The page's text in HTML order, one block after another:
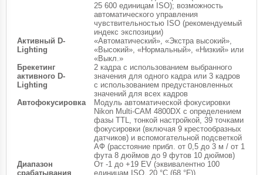
25 600 единицам ISO); возможность
автоматического управления
чувствительностью ISO (рекомендуемый
индекс экспозиции)
Активный D-
Lighting
«Автоматический», «Экстра высокий»,
«Высокий», «Нормальный», «Низкий» или
«Выкл.»
Брекетинг
активного D-
Lighting
2 кадра с использованием выбранного
значения для одного кадра или 3 кадров
с использованием предустановленных
значений для всех кадров
Автофокусировка
Модуль автоматической фокусировки
Nikon Multi-CAM 4800DX с определением
фазы TTL, тонкой настройкой, 39 точками
фокусировки (включая 9 крестообразных
датчиков) и вспомогательной подсветкой
АФ (расстояние прибл. от 0,5 до 3 м / от 1
фута 8 дюймов до 9 футов 10 дюймов)
Диапазон
срабатывания
От -1 до +19 EV (эквивалентно 100
единицам ISO, 20 °C (68 °F))